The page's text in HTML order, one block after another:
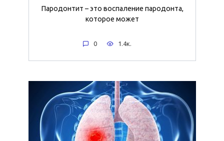
Пародонтит – это воспаление пародонта,
которое может
0 1.4к.